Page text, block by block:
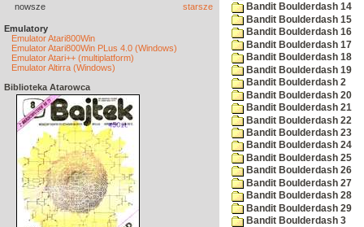
nowsze starsze
Emulatory
Emulator Atari800Win
Emulator Atari800Win PLus 4.0 (Windows)
Emulator Atari++ (multiplatform)
Emulator Altirra (Windows)
Biblioteka Atarowca
Bandit Boulderdash 14
Bandit Boulderdash 15
Bandit Boulderdash 16
Bandit Boulderdash 17
Bandit Boulderdash 18
Bandit Boulderdash 19
Bandit Boulderdash 2
Bandit Boulderdash 20
Bandit Boulderdash 21
Bandit Boulderdash 22
Bandit Boulderdash 23
Bandit Boulderdash 24
Bandit Boulderdash 25
Bandit Boulderdash 26
Bandit Boulderdash 27
Bandit Boulderdash 28
Bandit Boulderdash 29
Bandit Boulderdash 3